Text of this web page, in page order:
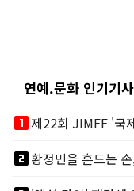
연예.문화 인기기사
looks_one제22회 JIMFF '국
looks_two